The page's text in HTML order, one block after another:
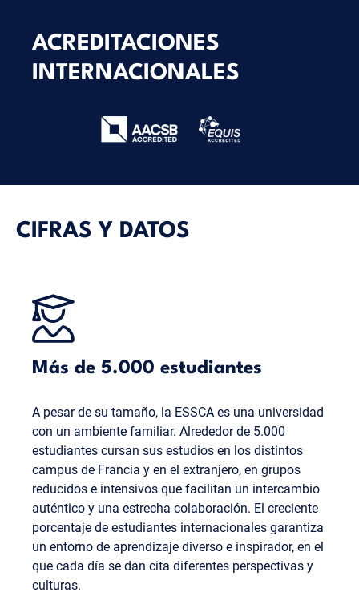
ACREDITACIONES
INTERNACIONALES
CIFRAS Y DATOS
Más de 5.000 estudiantes
A pesar de su tamaño, la ESSCA es una universidad
con un ambiente familiar. Alrededor de 5.000
estudiantes cursan sus estudios en los distintos
campus de Francia y en el extranjero, en grupos
reducidos e intensivos que facilitan un intercambio
auténtico y una estrecha colaboración. El creciente
porcentaje de estudiantes internacionales garantiza
un entorno de aprendizaje diverso e inspirador, en el
que cada día se dan cita diferentes perspectivas y
culturas.